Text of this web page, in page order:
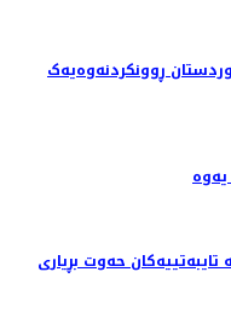
ڕوونکردنەوەیەک
حەوت بڕیاری